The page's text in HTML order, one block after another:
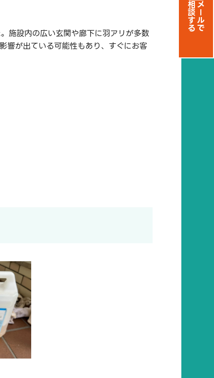
メールで
相談する
施設内の広い玄関や廊下に羽アリが多数
響が出ている可能性もあり、すぐにお客